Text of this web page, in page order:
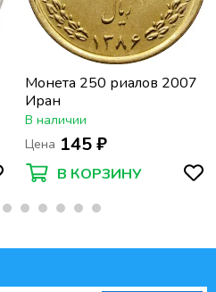
Монета 250 риалов 2007
Иран
В наличии
Цена 145 ₽
В КОРЗИНУ